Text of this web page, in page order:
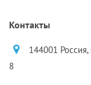
Контакты
144001 Россия,
8